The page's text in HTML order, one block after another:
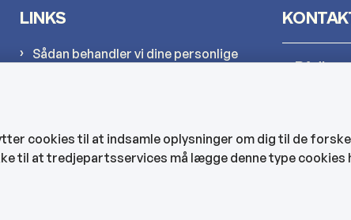
LINKS
Sådan behandler vi dine personlige
CVR og bankoplysninger
cookies til at indsamle oplysninger om dig til de
til at tredjepartsservices må lægge denne type cookies